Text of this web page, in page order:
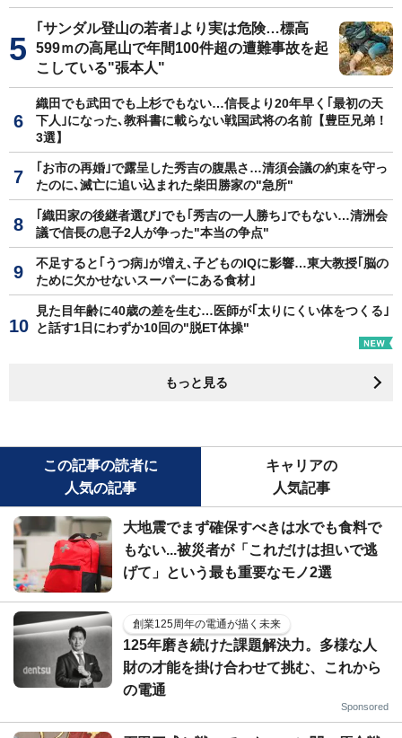
｢サンダル登山の若者｣より実は危険…標高
599ｍの高尾山で年間100件超の遭難事故を起
こしている"張本人"
織田でも武田でも上杉でもない…信長より20年早く｢最初の天
下人｣になった､教科書に載らない戦国武将の名前【豊臣兄弟！
3選】
｢お市の再婚｣で露呈した秀吉の腹黒さ…清須会議の約束を守っ
たのに､滅亡に追い込まれた柴田勝家の"急所"
｢織田家の後継者選び｣でも｢秀吉の一人勝ち｣でもない…清洲会
議で信長の息子2人が争った"本当の争点"
不足すると｢うつ病｣が増え､子どものIQに影響…東大教授｢脳の
ために欠かせないスーパーにある食材｣
見た目年齢に40歳の差を生む…医師が｢太りにくい体をつくる｣
と話す1日にわずか10回の"脱ET体操"
もっと見る
この記事の読者に
人気の記事
キャリアの
人気記事
大地震でまず確保すべきは水でも食料で
もない...被災者が「これだけは担いで逃
げて」という最も重要なモノ2選
創業125周年の電通が描く未来
125年磨き続けた課題解決力。多様な人
財の才能を掛け合わせて挑む、これから
の電通
Sponsored